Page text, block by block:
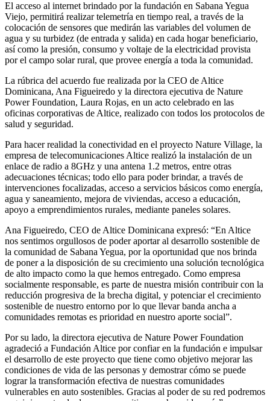
El acceso al internet brindado por la fundación en Sabana Yegua
Viejo, permitirá realizar telemetría en tiempo real, a través de la
colocación de sensores que medirán las variables del volumen de
agua y su turbidez (de entrada y salida) en cada hogar beneficiario,
así como la presión, consumo y voltaje de la electricidad provista
por el campo solar rural, que provee energía a toda la comunidad.
La rúbrica del acuerdo fue realizada por la CEO de Altice
Dominicana, Ana Figueiredo y la directora ejecutiva de Nature
Power Foundation, Laura Rojas, en un acto celebrado en las
oficinas corporativas de Altice, realizado con todos los protocolos de
salud y seguridad.
Para hacer realidad la conectividad en el proyecto Nature Village, la
empresa de telecomunicaciones Altice realizó la instalación de un
enlace de radio a 8GHz y una antena 1.2 metros, entre otras
adecuaciones técnicas; todo ello para poder brindar, a través de
intervenciones focalizadas, acceso a servicios básicos como energía,
agua y saneamiento, mejora de viviendas, acceso a educación,
apoyo a emprendimientos rurales, mediante paneles solares.
Ana Figueiredo, CEO de Altice Dominicana expresó: “En Altice
nos sentimos orgullosos de poder aportar al desarrollo sostenible de
la comunidad de Sabana Yegua, por la oportunidad que nos brinda
de poner a la disposición de su crecimiento una solución tecnológica
de alto impacto como la que hemos entregado. Como empresa
socialmente responsable, es parte de nuestra misión contribuir con la
reducción progresiva de la brecha digital, y potenciar el crecimiento
sostenible de nuestro entorno por lo que llevar banda ancha a
comunidades remotas es prioridad en nuestro aporte social”.
Por su lado, la directora ejecutiva de Nature Power Foundation
agradeció a Fundación Altice por confiar en la fundación e impulsar
el desarrollo de este proyecto que tiene como objetivo mejorar las
condiciones de vida de las personas y demostrar cómo se puede
lograr la transformación efectiva de nuestras comunidades
vulnerables en auto sostenibles. Gracias al poder de su red podremos